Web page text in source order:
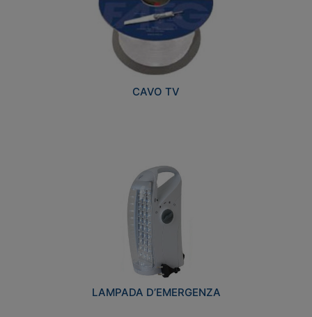
CAVO TV
LAMPADA D’EMERGENZA